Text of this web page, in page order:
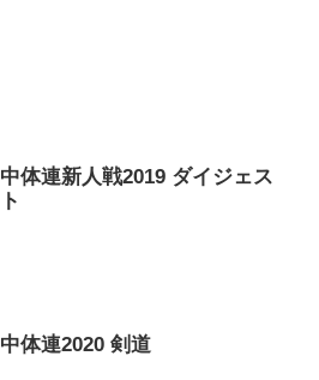
中体連新人戦2019 ダイジェス
ト
中体連2020 剣道